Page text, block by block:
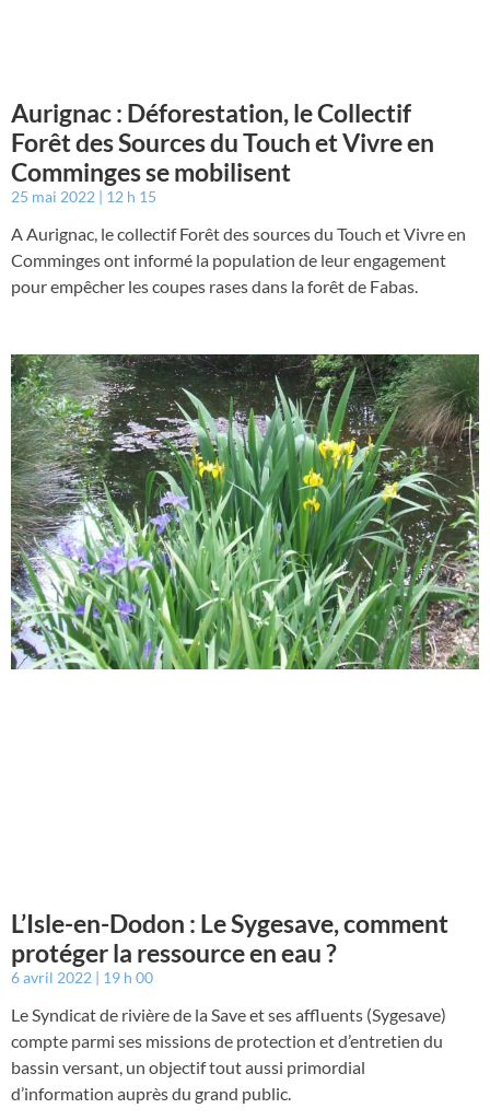
Aurignac : Déforestation, le Collectif
Forêt des Sources du Touch et Vivre en
Comminges se mobilisent
25 mai 2022 12 h 15
A Aurignac, le collectif Forêt des sources du Touch et Vivre en
Comminges ont informé la population de leur engagement
pour empêcher les coupes rases dans la forêt de Fabas.
L’Isle-en-Dodon : Le Sygesave, comment
protéger la ressource en eau ?
6 avril 2022 19 h 00
Le Syndicat de rivière de la Save et ses affluents (Sygesave)
compte parmi ses missions de protection et d’entretien du
bassin versant, un objectif tout aussi primordial
d’information auprès du grand public.